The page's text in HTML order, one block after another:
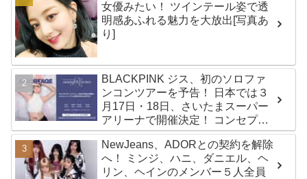
女優みたい！ ツインテール姿で透
明感あふれる魅力を大放出[写真あ
り]
BLACKPINK ジス、初のソロファ
ンコンツアーを予告！ 日本では３
月17日・18日、さいたまスーパー
アリーナで開催決定！ コンセプト
は“愛のカケラ”！？ 14日には新ア
ルバム『AMORTAGE』もリリース
NewJeans、ADORとの契約を解除
へ！ ミンジ、ハニ、ダニエル、ヘ
リン、ヘインのメンバー５人全員